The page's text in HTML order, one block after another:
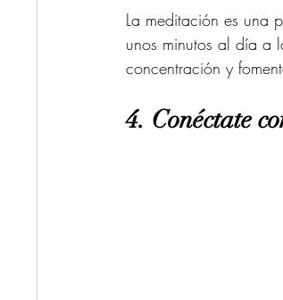
La meditación es una
unos minutos al día a
concentración y
4. Conéctate